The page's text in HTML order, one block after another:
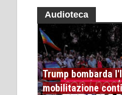
Audioteca
Trump bombarda
mobilitazione